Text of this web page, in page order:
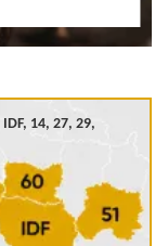
IDF, 14, 27, 29,